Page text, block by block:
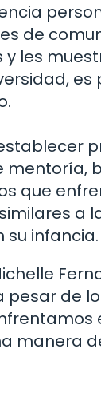
de
les
es
mentoría,
que
a
su infancia.
pesar de
manera